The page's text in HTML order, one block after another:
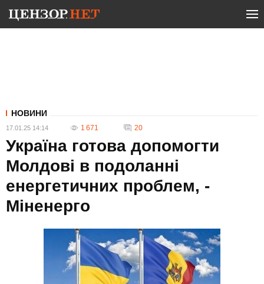
НОВИНИ
17.01.25 14:14 1 671 20
Україна готова допомогти
Молдові в подоланні
енергетичних проблем, -
Міненерго